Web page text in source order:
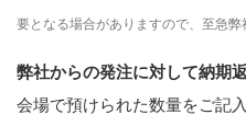
要となる場合がありますので、至急弊
弊社からの発注に対して納期
会場で預けられた数量をご記